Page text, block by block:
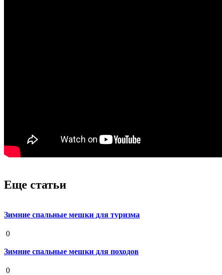
Еще статьи
Зимние спальные мешки для туризма
0
Зимние спальные мешки для походов
0